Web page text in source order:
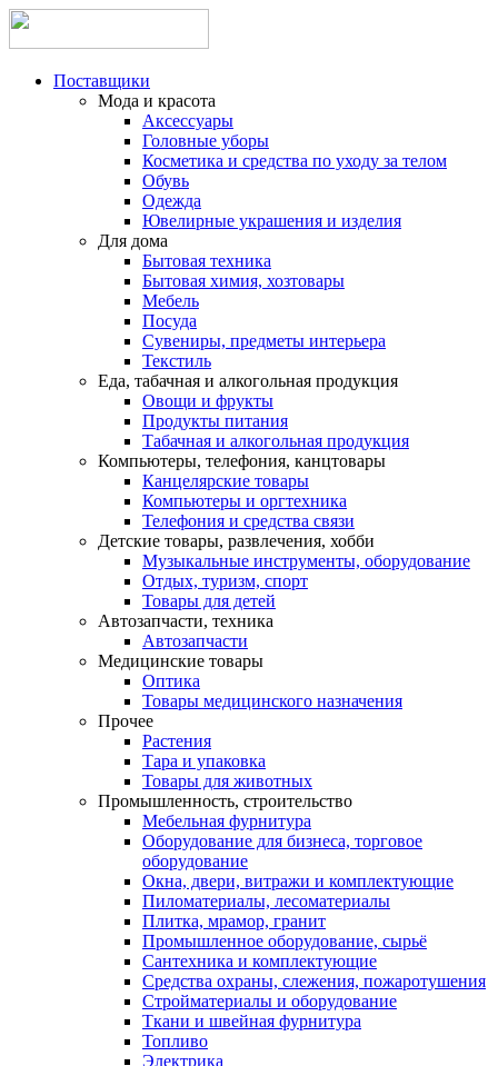
Поставщики
Мода и красота
Аксессуары
Головные уборы
Косметика и средства по уходу за телом
Обувь
Одежда
Ювелирные украшения и изделия
Для дома
Бытовая техника
Бытовая химия, хозтовары
Мебель
Посуда
Сувениры, предметы интерьера
Текстиль
Еда, табачная и алкогольная продукция
Овощи и фрукты
Продукты питания
Табачная и алкогольная продукция
Компьютеры, телефония, канцтовары
Канцелярские товары
Компьютеры и оргтехника
Телефония и средства связи
Детские товары, развлечения, хобби
Музыкальные инструменты, оборудование
Отдых, туризм, спорт
Товары для детей
Автозапчасти, техника
Автозапчасти
Медицинские товары
Оптика
Товары медицинского назначения
Прочее
Растения
Тара и упаковка
Товары для животных
Промышленность, строительство
Мебельная фурнитура
Оборудование для бизнеса, торговое
оборудование
Окна, двери, витражи и комплектующие
Пиломатериалы, лесоматериалы
Плитка, мрамор, гранит
Промышленное оборудование, сырьё
Сантехника и комплектующие
Средства охраны, слежения, пожаротушения
Стройматериалы и оборудование
Ткани и швейная фурнитура
Топливо
Электрика